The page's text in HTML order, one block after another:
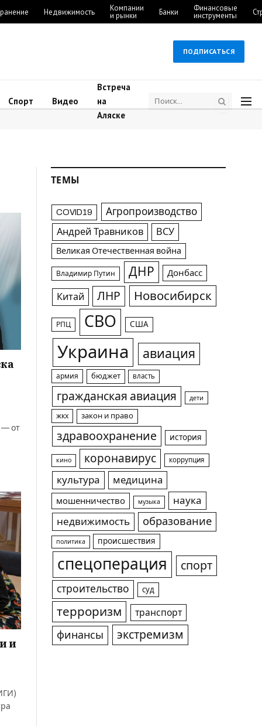
Недвижимость Компании
и рынки Банки Финансовые
инструменты
ПОДПИСАТЬСЯ
Спорт Видео
Встреча
на
Аляске
— от
и
ТЕМЫ
COVID19 Агропроизводство
Андрей Травников ВСУ
Великая Отечественная война
Владимир Путин ДНР Донбасс
Китай ЛНР Новосибирск
РПЦ СВО США
Украина авиация
армия бюджет власть
гражданская авиация дети
жкх закон и право
здравоохранение история
кино коронавирус коррупция
культура медицина
мошенничество музыка
наука
недвижимость
образование
политика происшествия
спецоперация спорт
строительство суд
терроризм транспорт
финансы экстремизм